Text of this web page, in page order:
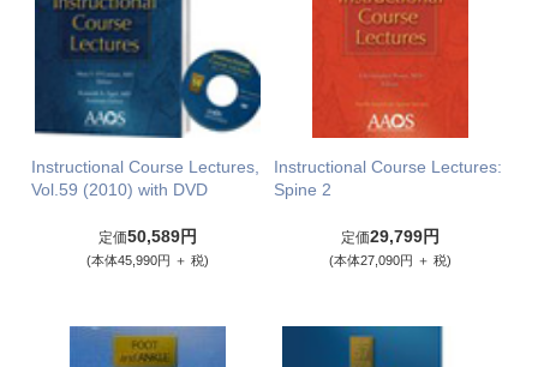
Instructional Course Lectures,
Vol.59 (2010) with DVD
定価50,589円
(本体45,990円 ＋ 税)
Instructional Course Lectures:
Spine 2
定価29,799円
(本体27,090円 ＋ 税)